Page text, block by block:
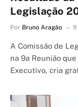
Legislação
Por Bruno Aragão 9
A Comissão de
na 9a Reunião
Executivo, cria